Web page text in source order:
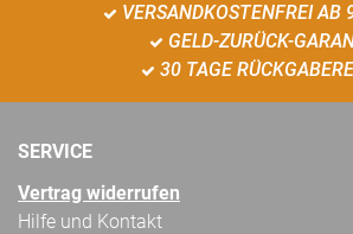
VERSANDKOSTENFREI AB
GELD-ZURÜCK-
30 TAGE
SERVICE
Vertrag widerrufen
Hilfe und Kontakt